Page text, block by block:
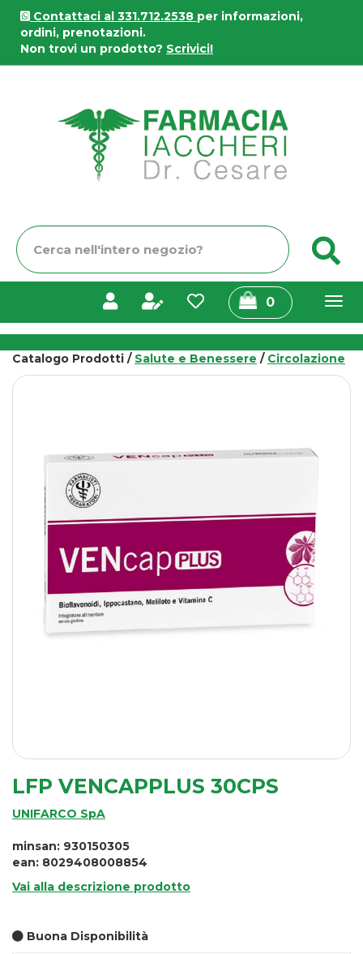
Passa
contenuto
principale
Contattaci al 331.712.2538 per informazioni,
ordini, prenotazioni.
Non trovi un prodotto? Scrivici!
Cerca
Prodotto
0prodotti
inseriti
Catalogo Prodotti / Salute e Benessere / Circolazione
LFP VENCAPPLUS 30CPS
UNIFARCO SpA
minsan: 930150305
ean: 8029408008854
Vai alla descrizione prodotto
Buona Disponibilità